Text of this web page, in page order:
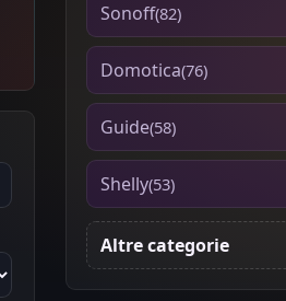
Sonoff(82)
Domotica(76)
Guide(58)
Shelly(53)
Altre categorie